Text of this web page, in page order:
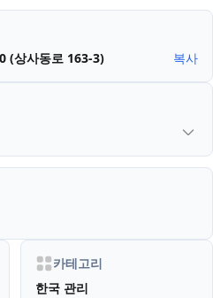
(상사동로 163-3)
복사
카테고리
한국 관리